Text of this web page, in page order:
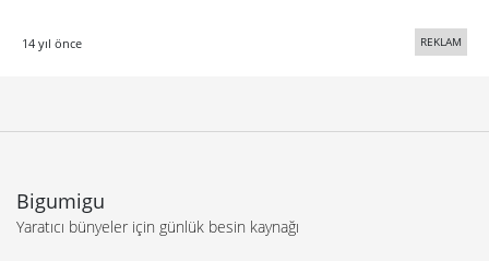
14 yıl önce REKLAM
Bigumigu
Yaratıcı bünyeler için günlük besin kaynağı